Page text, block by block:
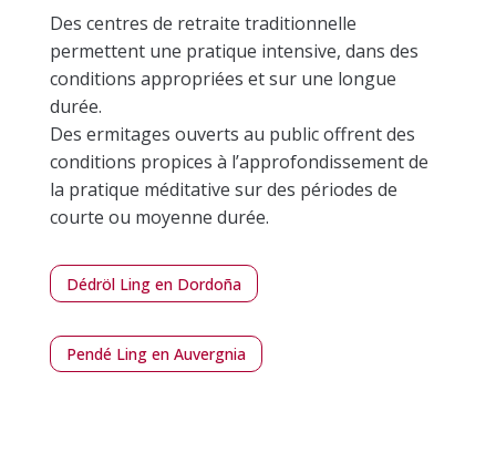
Des centres de retraite traditionnelle
permettent une pratique intensive, dans des
conditions appropriées et sur une longue
durée.
Des ermitages ouverts au public offrent des
conditions propices à l’approfondissement de
la pratique méditative sur des périodes de
courte ou moyenne durée.
Dédröl Ling en Dordoña
Pendé Ling en Auvergnia